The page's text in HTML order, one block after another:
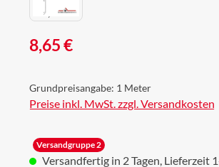
Regulärer Preis:
8,65 €
Grundpreisangabe: 1 Meter
Preise inkl. MwSt. zzgl. Versandkosten
Versandgruppe 2
Versandfertig in 2 Tagen, Lieferzeit